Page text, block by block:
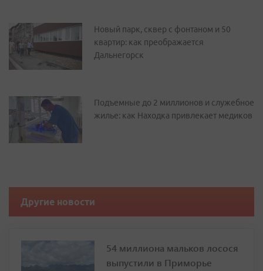
Новый парк, сквер с фонтаном и 50
квартир: как преображается
Дальнегорск
Подъемные до 2 миллионов и служебное
жилье: как Находка привлекает медиков
Другие новости
54 миллиона мальков лосося
выпустили в Приморье